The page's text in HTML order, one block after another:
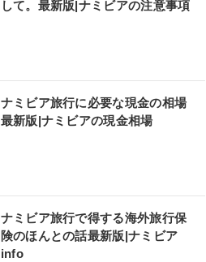
して。最新版|ナミビアの注意事項
ナミビア旅行に必要な現金の相場
最新版|ナミビアの現金相場
ナミビア旅行で得する海外旅行保
険のほんとの話最新版|ナミビア
info